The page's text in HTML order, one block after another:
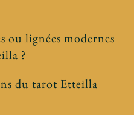
ou lignées modernes
?
du tarot Etteilla